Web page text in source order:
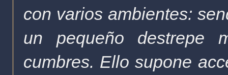
con varios ambientes:
un pequeño destrepe
cumbres. Ello supone